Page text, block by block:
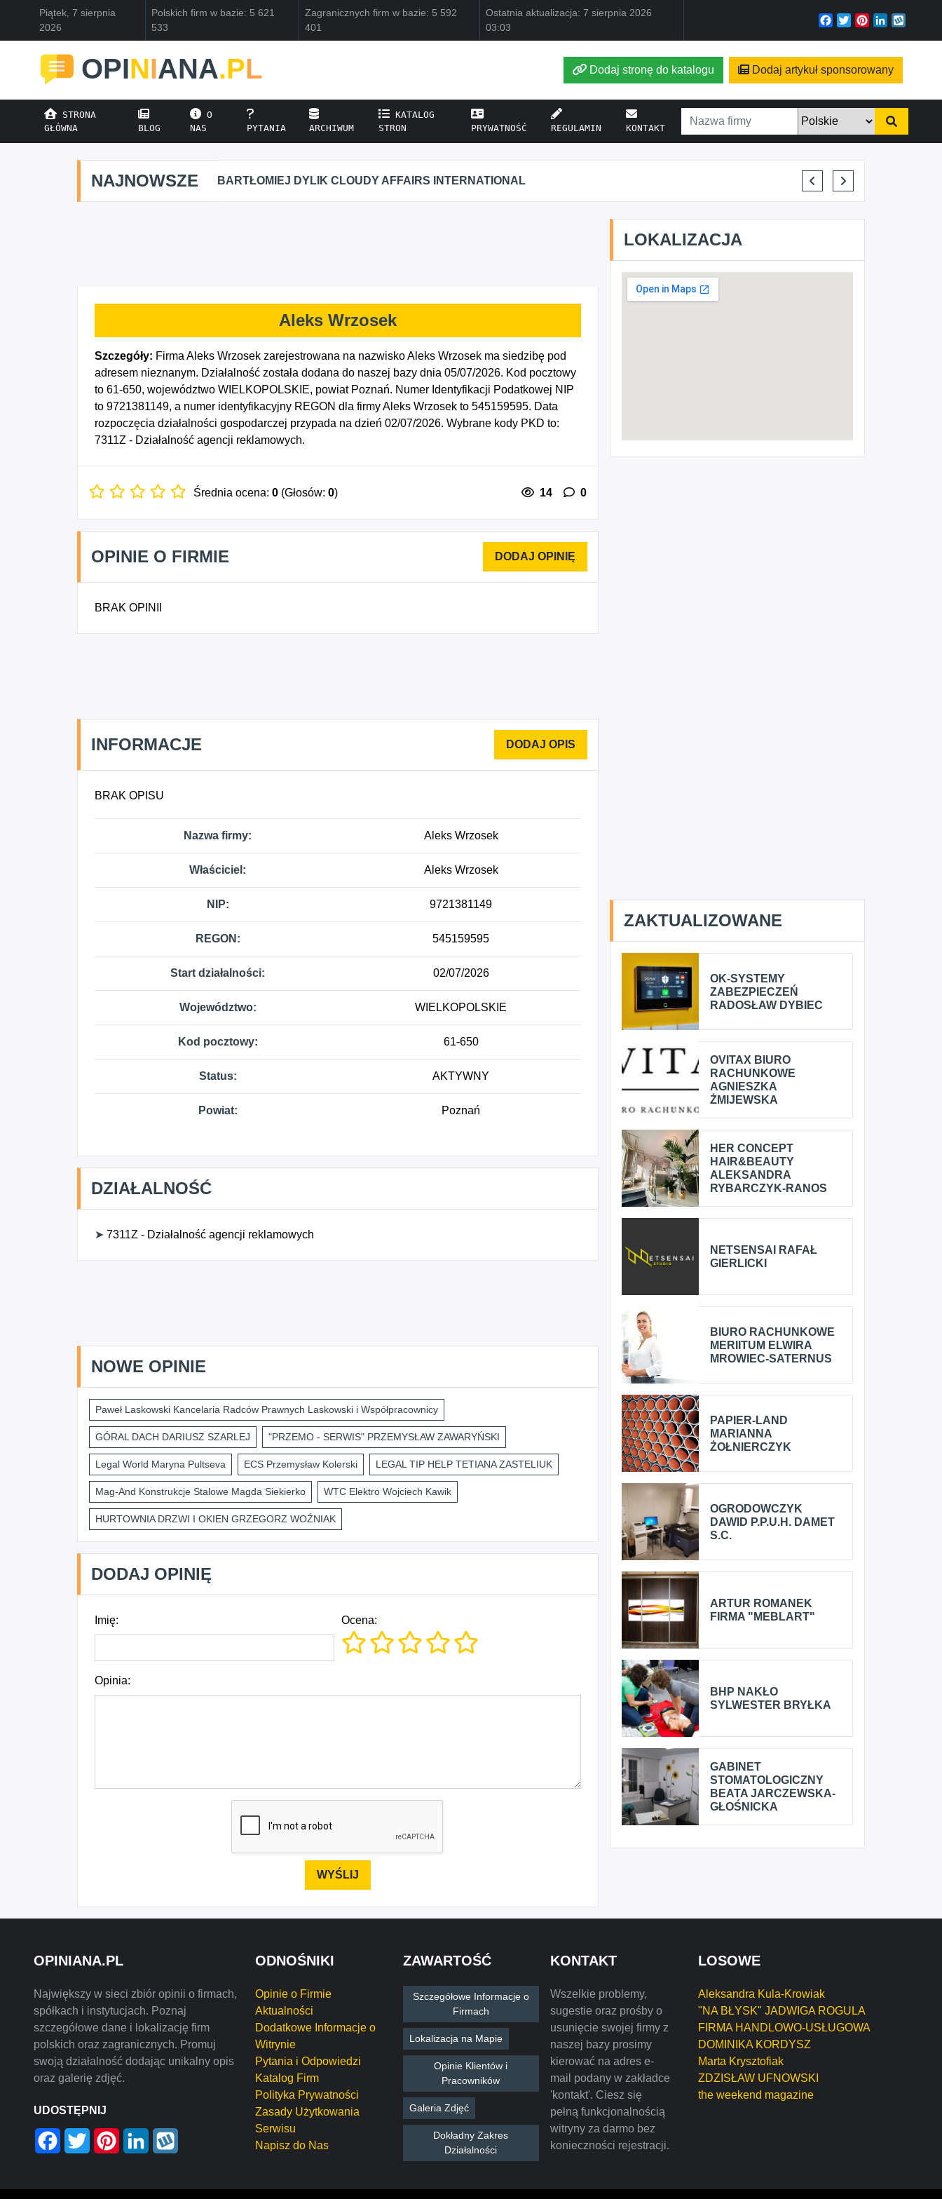
Piątek, 7 sierpnia
2026
Polskich firm w bazie: 5 621
533
Zagranicznych firm w bazie: 5 592
401
Ostatnia aktualizacja: 7 sierpnia 2026
03:03
Facebook
TwitterPinterest
LinkedIn
OPINIANA.PL Dodaj stronę do katalogu Dodaj artykuł sponsorowany
STRONA
GŁÓWNA
BLOG
O
NAS
PYTANIA ARCHIWUM
KATALOG
STRON
PRYWATNOŚĆ REGULAMIN KONTAKT
NAJNOWSZE BARTŁOMIEJ DYLIK CLOUDY AFFAIRS INTERNATIONAL KRYSTIAN PISULA
Aleks Wrzosek
Szczegóły: Firma Aleks Wrzosek zarejestrowana na nazwisko Aleks Wrzosek ma siedzibę pod
adresem nieznanym. Działalność została dodana do naszej bazy dnia 05/07/2026. Kod pocztowy
to 61-650, województwo WIELKOPOLSKIE, powiat Poznań. Numer Identyfikacji Podatkowej NIP
to 9721381149, a numer identyfikacyjny REGON dla firmy Aleks Wrzosek to 545159595. Data
rozpoczęcia działalności gospodarczej przypada na dzień 02/07/2026. Wybrane kody PKD to:
7311Z - Działalność agencji reklamowych.
Średnia ocena: 0 (Głosów: 0) 14 0
OPINIE O FIRMIE
BRAK OPINII
INFORMACJE
BRAK OPISU
Nazwa firmy: Aleks Wrzosek
Właściciel: Aleks Wrzosek
NIP: 9721381149
REGON: 545159595
Start działalności: 02/07/2026
Województwo: WIELKOPOLSKIE
Kod pocztowy: 61-650
Status: AKTYWNY
Powiat: Poznań
DZIAŁALNOŚĆ
➤ 7311Z - Działalność agencji reklamowych
NOWE OPINIE
Paweł Laskowski Kancelaria Radców Prawnych Laskowski i Współpracownicy
GÓRAL DACH DARIUSZ SZARLEJ "PRZEMO - SERWIS" PRZEMYSŁAW ZAWARYŃSKI
Legal World Maryna Pultseva ECS Przemysław Kolerski LEGAL TIP HELP TETIANA ZASTELIUK
Mag-And Konstrukcje Stalowe Magda Siekierko WTC Elektro Wojciech Kawik
HURTOWNIA DRZWI I OKIEN GRZEGORZ WOŹNIAK
DODAJ OPINIĘ
Imię: Ocena:
Opinia:
LOKALIZACJA
ZAKTUALIZOWANE
OK-SYSTEMY
ZABEZPIECZEŃ
RADOSŁAW DYBIEC
OVITAX BIURO
RACHUNKOWE
AGNIESZKA
ŻMIJEWSKA
HER CONCEPT
HAIR&BEAUTY
ALEKSANDRA
RYBARCZYK-RANOS
NETSENSAI RAFAŁ
GIERLICKI
BIURO RACHUNKOWE
MERIITUM ELWIRA
MROWIEC-SATERNUS
PAPIER-LAND
MARIANNA
ŻOŁNIERCZYK
OGRODOWCZYK
DAWID P.P.U.H. DAMET
S.C.
ARTUR ROMANEK
FIRMA "MEBLART"
BHP NAKŁO
SYLWESTER BRYŁKA
GABINET
STOMATOLOGICZNY
BEATA JARCZEWSKA-
GŁOŚNICKA
OPINIANA.PL
Największy w sieci zbiór opinii o firmach,
spółkach i instytucjach. Poznaj
szczegółowe dane i lokalizację firm
polskich oraz zagranicznych. Promuj
swoją działalność dodając unikalny opis
oraz galerię zdjęć.
UDOSTĘPNIJ
Facebook
Twitter PinterestLinkedIn
ODNOŚNIKI
Opinie o Firmie
Aktualności
Dodatkowe Informacje o
Witrynie
Pytania i Odpowiedzi
Katalog Firm
Polityka Prywatności
Zasady Użytkowania
Serwisu
Napisz do Nas
ZAWARTOŚĆ
Szczegółowe Informacje o
Firmach
Lokalizacja na Mapie
Opinie Klientów i
Pracowników
Galeria Zdjęć
Dokładny Zakres
Działalności
KONTAKT
Wszelkie problemy,
sugestie oraz prośby o
usunięcie swojej firmy z
naszej bazy prosimy
kierować na adres e-
mail podany w zakładce
'kontakt'. Ciesz się
pełną funkcjonalnością
witryny za darmo bez
konieczności rejestracji.
LOSOWE
Aleksandra Kula-Krowiak
"NA BŁYSK" JADWIGA ROGULA
FIRMA HANDLOWO-USŁUGOWA
DOMINIKA KORDYSZ
Marta Krysztofiak
ZDZISŁAW UFNOWSKI
the weekend magazine